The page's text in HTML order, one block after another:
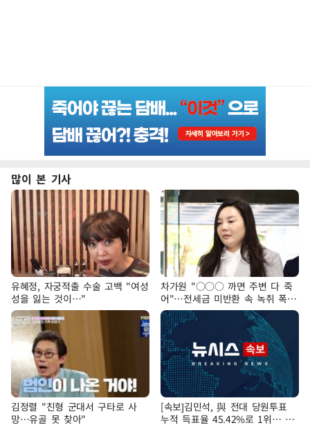
많이 본 기사
유혜정, 자궁적출 수술 고백 "여성
성을 잃는 것이…"
차가원 "○○○ 까면 주변 다 죽
어"…전세금 미반환 속 녹취 폭로
파장
김정렬 "친형 군대서 구타로 사
망…유골 못 찾아"
[속보]김민석, 與 전대 당원투표
누적 득표율 45.42%로 1위… 정